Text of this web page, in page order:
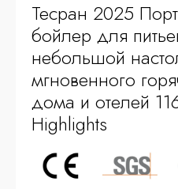
Тесран 2025
бойлер для
небольшой
мгновенного
дома и отелей
Highlights